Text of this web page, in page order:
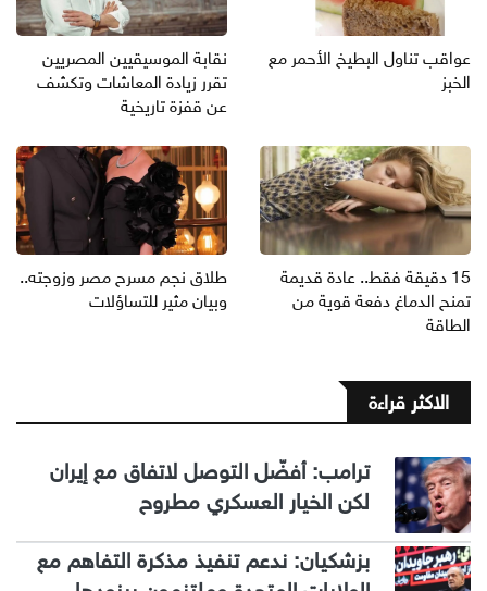
عواقب تناول البطيخ الأحمر مع
الخبز
نقابة الموسيقيين المصريين
تقرر زيادة المعاشات وتكشف
عن قفزة تاريخية
15 دقيقة فقط.. عادة قديمة
تمنح الدماغ دفعة قوية من
الطاقة
طلاق نجم مسرح مصر وزوجته..
وبيان مثير للتساؤلات
الاكثر قراءة
ترامب: أفضّل التوصل لاتفاق مع إيران
لكن الخيار العسكري مطروح
بزشكيان: ندعم تنفيذ مذكرة التفاهم مع